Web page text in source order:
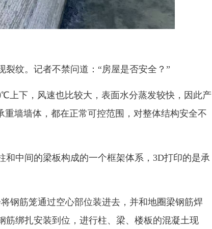
纹。记者不禁问道：“房屋是否安全？”
上下，风速也比较大，表面水分蒸发较快，因此产
重墙墙体，都在正常可控范围，对整体结构安全不
和中间的梁板构成的一个框架体系，3D打印的是承
钢筋笼通过空心部位装进去，并和地圈梁钢筋焊
筋绑扎安装到位，进行柱、梁、楼板的混凝土现